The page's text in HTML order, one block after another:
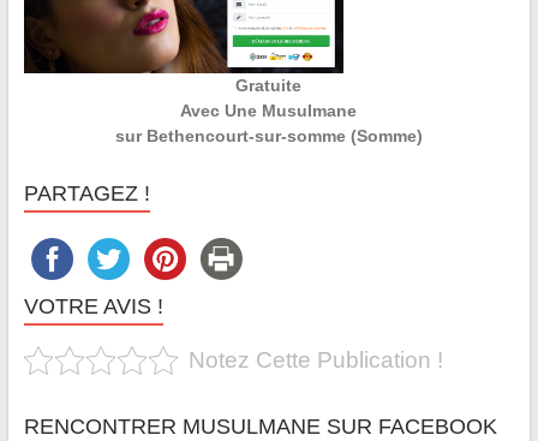
Gratuite
Avec Une Musulmane
sur Bethencourt-sur-somme (Somme)
PARTAGEZ !
VOTRE AVIS !
Notez Cette Publication !
RENCONTRER MUSULMANE SUR FACEBOOK